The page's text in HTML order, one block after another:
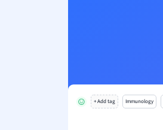
+ Add tag Immunology